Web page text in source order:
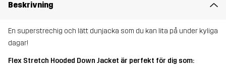
Beskrivning
En superstrechig och lätt dunjacka som du kan lita på under kyliga
dagar!
Flex Stretch Hooded Down Jacket är perfekt för dig som: